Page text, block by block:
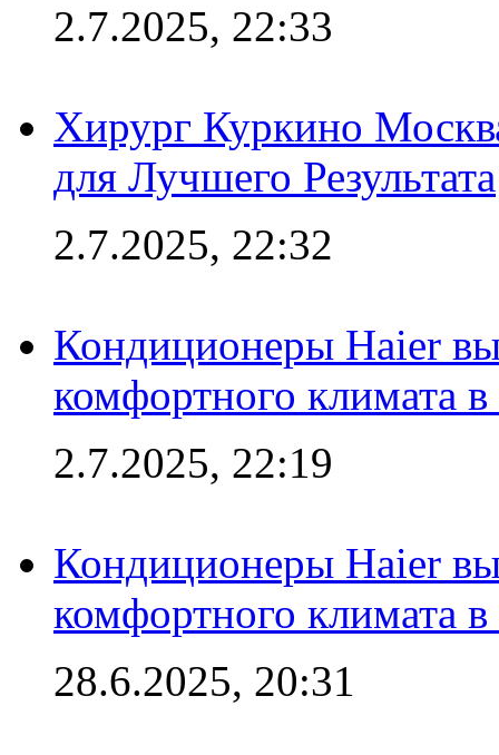
2.7.2025, 22:33
Хирург Куркино
для Лучшего Результата
2.7.2025, 22:32
Кондиционеры Haier
комфортного климата
2.7.2025, 22:19
Кондиционеры Haier
комфортного климата
28.6.2025, 20:31